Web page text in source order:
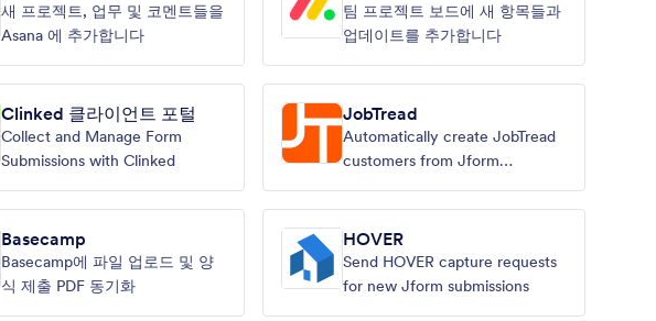
새 프로젝트, 업무 및 코멘트들을
Asana 에 추가합니다
팀 프로젝트 보드에 새 항목들과
업데이트를 추가합니다
Clinked 클라이언트 포털
Collect and Manage Form
Submissions with Clinked
JobTread
Automatically create JobTread
customers from Jform
Basecamp
Basecamp에 파일 업로드 및 양
식 제출 PDF 동기화
HOVER
Send HOVER capture requests
for new Jform submissions